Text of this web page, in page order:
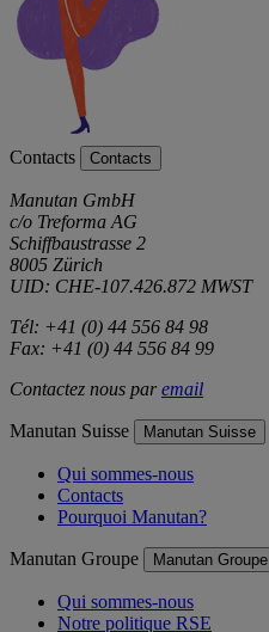
Contacts Contacts
Manutan GmbH
c/o Treforma AG
Schiffbaustrasse 2
8005 Zürich
UID: CHE-107.426.872 MWST
Tél: +41 (0) 44 556 84 98
Fax: +41 (0) 44 556 84 99
Contactez nous paremail
Manutan Suisse Manutan Suisse
Qui sommes-nous
Contacts
Pourquoi Manutan?
Manutan Groupe Manutan Groupe
Qui sommes-nous
Notre politique RSE